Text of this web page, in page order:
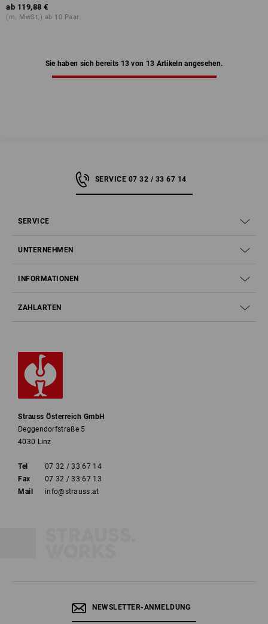
ab 119,88 €
(m. MwSt.) ab 10 Paar
Sie haben sich bereits 13 von 13 Artikeln angesehen.
SERVICE 07 32 / 33 67 14
SERVICE
UNTERNEHMEN
INFORMATIONEN
ZAHLARTEN
Strauss Österreich GmbH
Deggendorfstraße 5
4030 Linz
Tel
07 32 / 33 67 14
Fax
07 32 / 33 67 13
Mail
info@strauss.at
NEWSLETTER-ANMELDUNG